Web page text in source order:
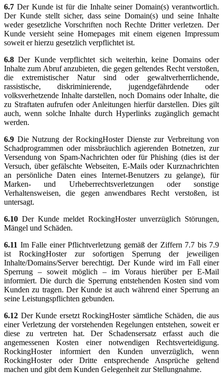
6.7 Der Kunde ist für die Inhalte seiner Domain(s) verantwortlich.
Der Kunde stellt sicher, dass seine Domain(s) und seine Inhalte
weder gesetzliche Vorschriften noch Rechte Dritter verletzen. Der
Kunde versieht seine Homepages mit einem eigenen Impressum
soweit er hierzu gesetzlich verpflichtet ist.
6.8Der Kunde verpflichtet sich weiterhin, keine Domains oder
Inhalte zum Abruf anzubieten, die gegen geltendes Recht verstoßen,
die extremistischer Natur sind oder gewaltverherrlichende,
rassistische, diskriminierende, jugendgefährdende oder
volksverhetzende Inhalte darstellen, noch Domains oder Inhalte, die
zu Straftaten aufrufen oder Anleitungen hierfür darstellen. Dies gilt
auch, wenn solche Inhalte durch Hyperlinks zugänglich gemacht
werden.
6.9 Die Nutzung der RockingHoster Dienste zur Verbreitung von
Schadprogrammen oder missbräuchlich agierenden Botnetzen, zur
Versendung von Spam-Nachrichten oder für Phishing (dies ist der
Versuch, über gefälschte Webseiten, E-Mails oder Kurznachrichten
an persönliche Daten eines Internet-Benutzers zu gelange), für
Marken- und Urheberrechtsverletzungen oder sonstige
Verhaltensweisen, die gegen anwendbares Recht verstoßen, ist
untersagt.
6.10 Der Kunde meldet RockingHoster unverzüglich Störungen,
Mängel und Schäden.
6.11 Im Falle einer Pflichtverletzung gemäß der Ziffern 7.7 bis 7.9
ist RockingHoster zur sofortigen Sperrung der jeweiligen
Inhalte/Domains/Server berechtigt. Der Kunde wird im Fall einer
Sperrung – soweit möglich – im Voraus hierüber per E-Mail
informiert. Die durch die Sperrung entstehenden Kosten sind vom
Kunden zu tragen. Der Kunde ist auch während einer Sperrung an
seine Leistungspflichten gebunden.
6.12 Der Kunde ersetzt RockingHoster sämtliche Schäden, die aus
einer Verletzung der vorstehenden Regelungen entstehen, soweit er
diese zu vertreten hat. Der Schadensersatz erfasst auch die
angemessenen Kosten einer notwendigen Rechtsverteidigung.
RockingHoster informiert den Kunden unverzüglich, wenn
RockingHoster oder Dritte entsprechende Ansprüche geltend
machen und gibt dem Kunden Gelegenheit zur Stellungnahme.